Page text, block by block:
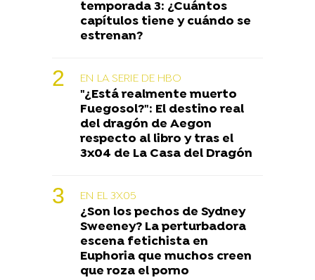
temporada 3: ¿Cuántos
capítulos tiene y cuándo se
estrenan?
EN LA SERIE DE HBO
"¿Está realmente muerto
Fuegosol?": El destino real
del dragón de Aegon
respecto al libro y tras el
3x04 de La Casa del Dragón
EN EL 3X05
¿Son los pechos de Sydney
Sweeney? La perturbadora
escena fetichista en
Euphoria que muchos creen
que roza el porno